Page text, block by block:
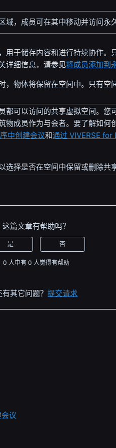
域，成员可在其中移动并访问永
用于储存内容和进行持续协作。
详细信息，请参见将成员添加到
，物体将保留在空间中。只有空
都可以访问的共享虚拟空间。您
物成员作为与会者。要了解如何
中创建会议和通过 VIVERSE
选择是否在空间中保留或删除共
这篇文章有帮助吗？
是 否
0 人中有 0 人觉得有帮助
有其它问题？提交请求
议